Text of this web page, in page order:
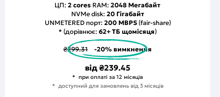
ЦП: 2 cores RAM: 2048 Мегабайт
NVMe disk: 20 Гігабайт
UNMETERED порт: 200 MBPS(fair-share)
* (дорівнює: 62+ ТБ щомісяця)
₴299.31 -20% вимкнення
від ₴239.45
при оплаті за 12 місяців
доступний для замовлень від 3 місяців